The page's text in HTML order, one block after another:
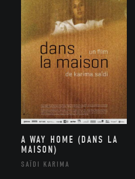
A WAY HOME (DANS LA
MAISON)
SAÏDI KARIMA